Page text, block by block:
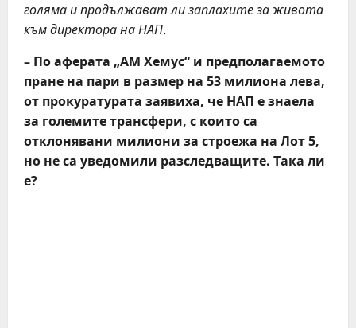
голяма и продължават ли заплахите за живота
към директора на НАП.
– По аферата „АМ Хемус“ и предполагаемото
пране на пари в размер на 53 милиона лева,
от прокуратурата заявиха, че НАП е знаела
за големите трансфери, с които са
отклонявани милиони за строежа на Лот 5,
но не са уведомили разследващите. Tака ли
е?